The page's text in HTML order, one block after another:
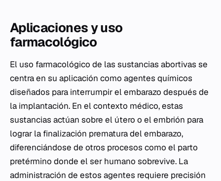
Aplicaciones y uso
farmacológico
El uso farmacológico de las sustancias abortivas se
centra en su aplicación como agentes químicos
diseñados para interrumpir el embarazo después de
la implantación. En el contexto médico, estas
sustancias actúan sobre el útero o el embrión para
lograr la finalización prematura del embarazo,
diferenciándose de otros procesos como el parto
pretérmino donde el ser humano sobrevive. La
administración de estos agentes requiere precisión